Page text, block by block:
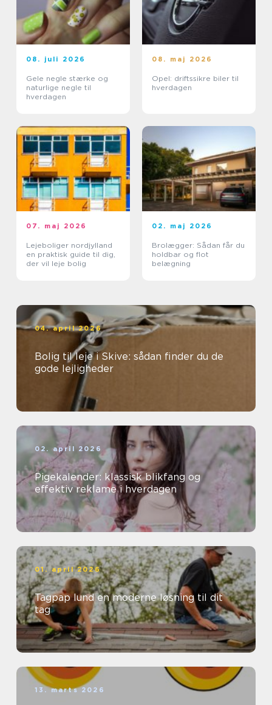
08. juli 2026
Gele negle stærke og
naturlige negle til
hverdagen
08. maj 2026
Opel: driftssikre biler til
hverdagen
07. maj 2026
Lejeboliger nordjylland
en praktisk guide til dig,
der vil leje bolig
02. maj 2026
Brolægger: Sådan får du
holdbar og flot
belægning
04. april 2026
Bolig til leje i Skive: sådan finder du de
gode lejligheder
02. april 2026
Pigekalender: klassisk blikfang og
effektiv reklame i hverdagen
01. april 2026
Tagpap lund en moderne løsning til dit
tag
13. marts 2026